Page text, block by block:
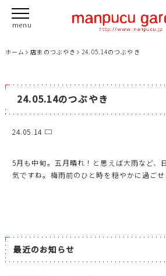
ホーム 店主のつぶやき 24.05.14のつぶやき
24.05.14のつぶやき
24.05.14
5月も中旬。五月晴れ！と思えば大雨など、
気ですね。梅雨前のひと時を穏やかに過ごせ
最近のお知らせ